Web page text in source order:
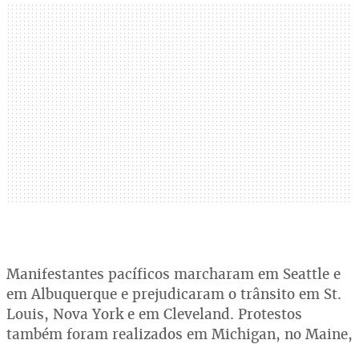
Manifestantes pacíficos marcharam em Seattle e
em Albuquerque e prejudicaram o trânsito em St.
Louis, Nova York e em Cleveland. Protestos
também foram realizados em Michigan, no Maine,